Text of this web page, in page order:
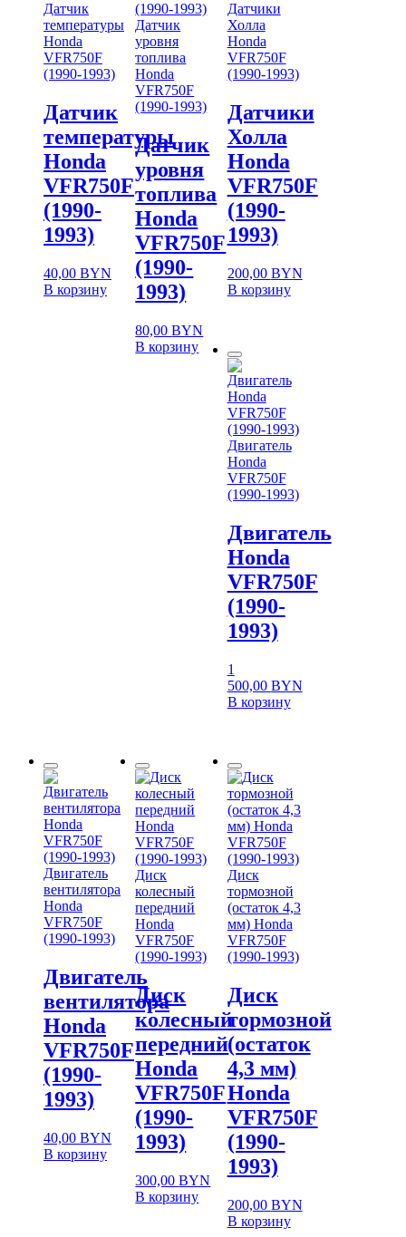
Датчик
температуры
Honda
VFR750F
(1990-1993)
Датчик
температуры
Honda
VFR750F
(1990-
1993)
40,00 BYN
В корзину
Датчик
уровня
топлива
Honda
VFR750F
(1990-1993)
Датчик
уровня
топлива
Honda
VFR750F
(1990-
1993)
80,00BYN
В корзину
Датчики
Холла
Honda
VFR750F
(1990-1993)
Датчики
Холла
Honda
VFR750F
(1990-
1993)
200,00 BYN
В корзину
Двигатель
Honda
VFR750F
(1990-1993)
Двигатель
Honda
VFR750F
(1990-
1993)
1
500,00 BYN
В корзину
Двигатель
вентилятора
Honda
VFR750F
(1990-1993)
Двигатель
вентилятора
Honda
VFR750F
(1990-
1993)
40,00 BYN
В корзину
Диск
колесный
передний
Honda
VFR750F
(1990-1993)
Диск
колесный
передний
Honda
VFR750F
(1990-
1993)
300,00BYN
В корзину
Диск
тормозной
(остаток 4,3
мм) Honda
VFR750F
(1990-1993)
Диск
тормозной
(остаток
4,3 мм)
Honda
VFR750F
(1990-
1993)
200,00 BYN
В корзину